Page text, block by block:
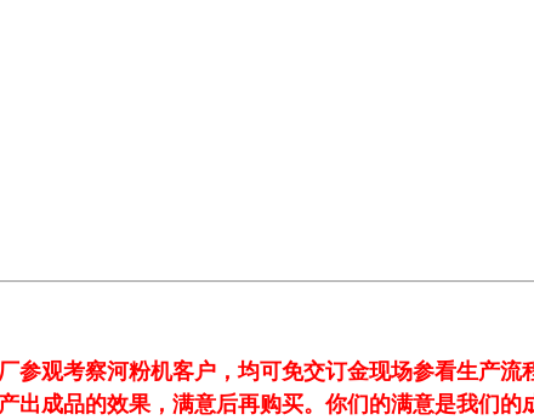
参观考察河粉机客户，均可免交订金现场参看生产
出成品的效果，满意后再购买。你们的满意是我们的